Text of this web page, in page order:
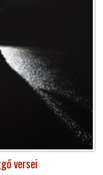
versei